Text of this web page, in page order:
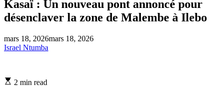
Kasaï : Un nouveau pont annoncé pour
désenclaver la zone de Malembe à Ilebo
mars 18, 2026mars 18, 2026
Israel Ntumba
Estimated
2 min read